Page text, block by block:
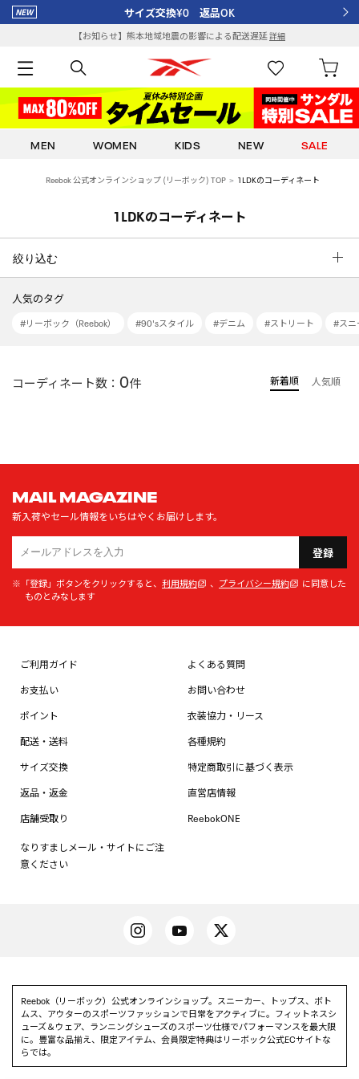
サイズ交換¥0 返品OK
【お知らせ】熊本地域地震の影響による配送遅延詳細
MEN WOMEN KIDS NEW SALE
Reebok 公式オンラインショップ (リーボック) TOP 1LDKのコーディネート
1LDKのコーディネート
絞り込む
人気のタグ
#リーボック（Reebok） #90'sスタイル #デニム #ストリート #スニ
コーディネート数： 0件 新着順 人気順
MAIL MAGAZINE
新入荷やセール情報をいちはやくお届けします。
登録
※「登録」ボタンをクリックすると、 利用規約 、 プライバシー規約
に同意した
ものとみなします
ご利用ガイド
お支払い
ポイント
配送・送料
サイズ交換
返品・返金
店舗受取り
なりすましメール・サイトにご注
意ください
よくある質問
お問い合わせ
衣装協力・リース
各種規約
特定商取引に基づく表示
直営店情報
ReebokONE
Reebok（リーボック）公式オンラインショップ。スニーカー、トップス、ボト
ムス、アウターのスポーツファッションで日常をアクティブに。フィットネスシ
ューズ＆ウェア、ランニングシューズのスポーツ仕様でパフォーマンスを最大限
に。豊富な品揃え、限定アイテム、会員限定特典はリーボック公式ECサイトな
らでは。